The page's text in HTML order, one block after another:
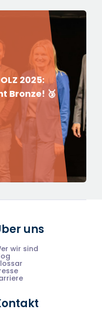
2025:
Bronze! 🥉
uns
wir sind